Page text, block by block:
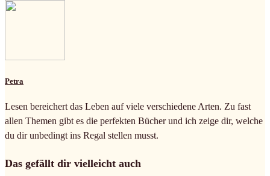
Petra
Lesen bereichert das Leben auf viele verschiedene Arten. Zu fast
allen Themen gibt es die perfekten Bücher und ich zeige dir, welche
du dir unbedingt ins Regal stellen musst.
Das gefällt dir vielleicht auch